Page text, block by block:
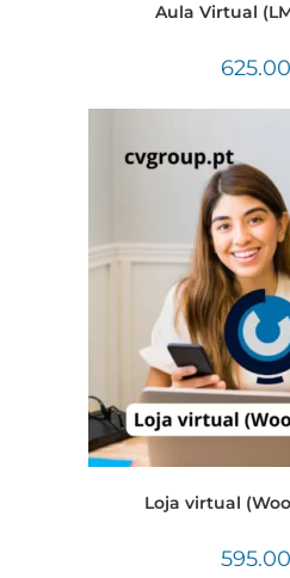
Aula Virtual
625.00
Loja virtual
595.00